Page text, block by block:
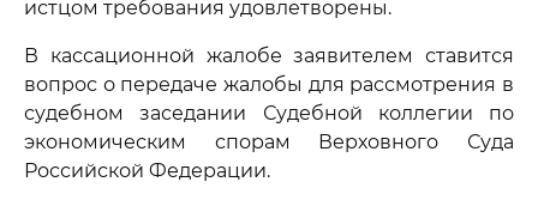
истцом требования удовлетворены.
В кассационной жалобе заявителем ставится
вопрос о передаче жалобы для рассмотрения в
судебном заседании Судебной коллегии по
экономическим спорам Верховного Суда
Российской Федерации.